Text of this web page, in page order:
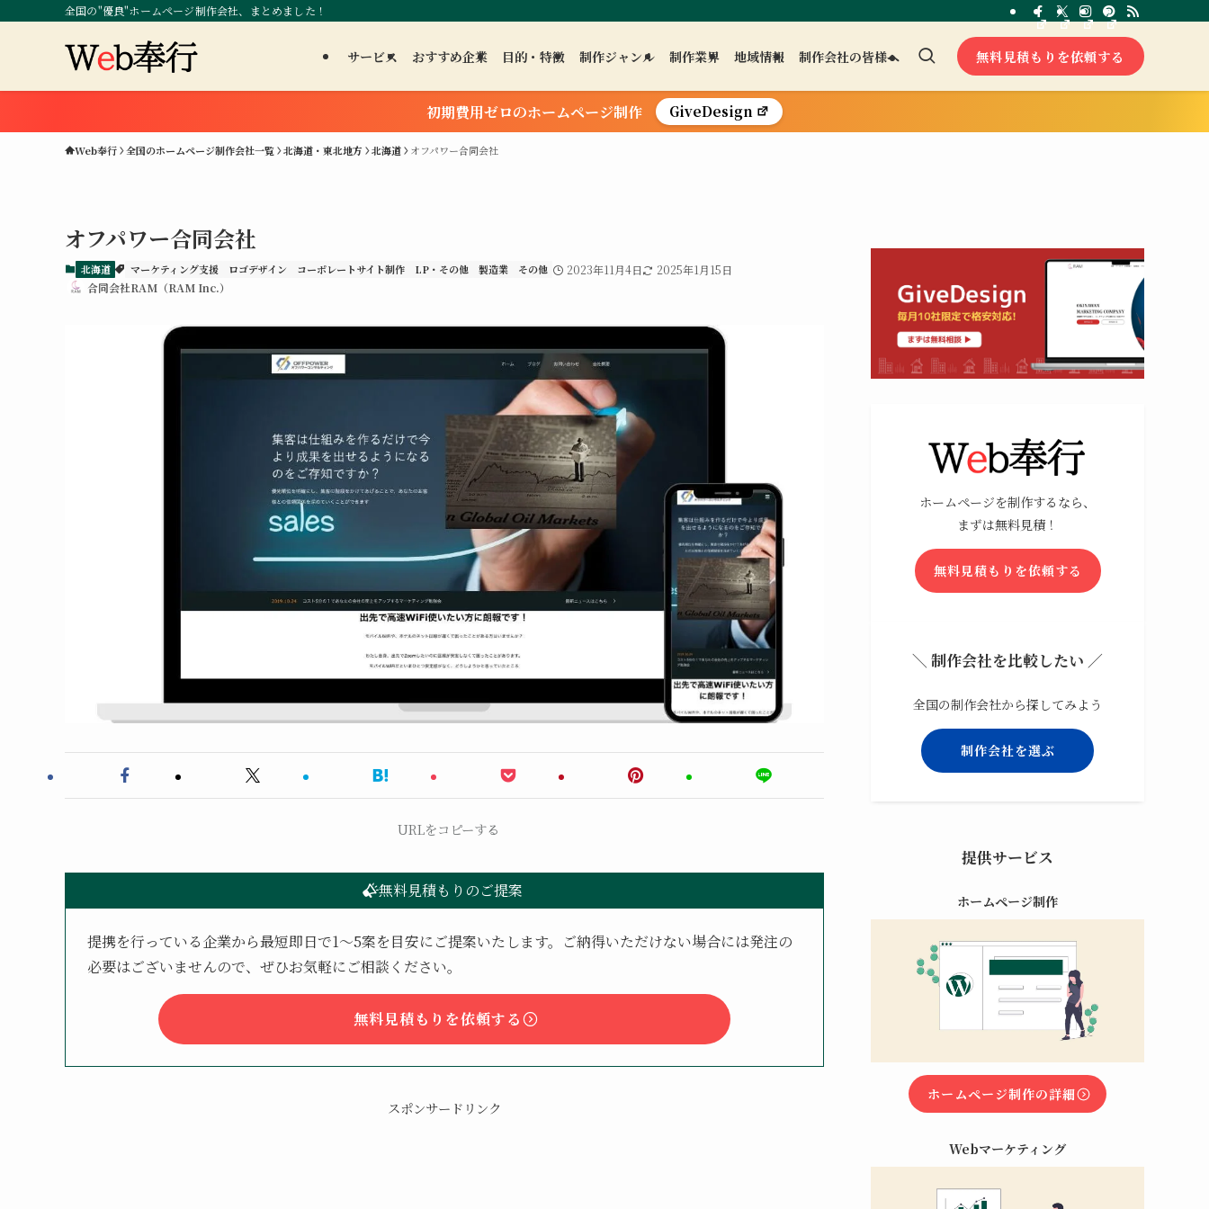
全国の"優良"ホームページ制作会社、まとめました！
サービス おすすめ企業 目的・特徴 制作ジャンル 制作業界 地域情報 制作会社の皆様へ 無料見積もりを依頼する
初期費用ゼロのホームページ制作 GiveDesign
Web奉行 全国のホームページ制作会社一覧 北海道・東北地方 北海道 オフパワー合同会社
オフパワー合同会社
北海道 マーケティング支援 ロゴデザイン コーポレートサイト制作 LP・その他 製造業 その他 2023年11月4日
2025年1月15日
合同会社RAM（RAM Inc.）
URLをコピーする
無料見積もりのご提案
提携を行っている企業から最短即日で1〜5案を目安にご提案いたします。ご納得いただけない場合には発注の
必要はございませんので、ぜひお気軽にご相談ください。
無料見積もりを依頼する
スポンサードリンク
ホームページを制作するなら、
まずは無料見積！
無料見積もりを依頼する
＼ 制作会社を比較したい ／
全国の制作会社から探してみよう
制作会社を選ぶ
提供サービス
ホームページ制作
ホームページ制作の詳細
Webマーケティング